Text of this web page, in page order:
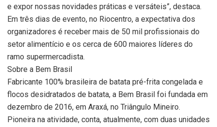
e expor nossas novidades práticas e versáteis”, destaca.
Em três dias de evento, no Riocentro, a expectativa dos
organizadores é receber mais de 50 mil profissionais do
setor alimentício e os cerca de 600 maiores líderes do
ramo supermercadista.
Sobre a Bem Brasil
Fabricante 100% brasileira de batata pré-frita congelada e
flocos desidratados de batata, a Bem Brasil foi fundada em
dezembro de 2016, em Araxá, no Triângulo Mineiro.
Pioneira na atividade, conta, atualmente, com duas unidades